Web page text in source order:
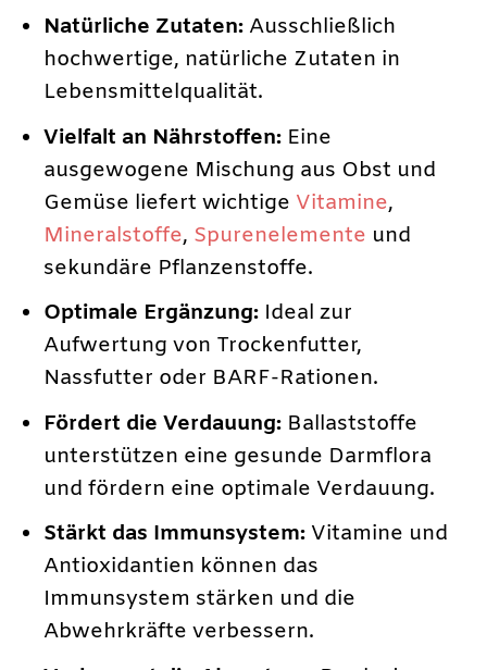
Natürliche Zutaten: Ausschließlich
hochwertige, natürliche Zutaten in
Lebensmittelqualität.
Vielfalt an Nährstoffen: Eine
ausgewogene Mischung aus Obst und
Gemüse liefert wichtige Vitamine,
Mineralstoffe, Spurenelemente und
sekundäre Pflanzenstoffe.
Optimale Ergänzung: Ideal zur
Aufwertung von Trockenfutter,
Nassfutter oder BARF-Rationen.
Fördert die Verdauung: Ballaststoffe
unterstützen eine gesunde Darmflora
und fördern eine optimale Verdauung.
Stärkt das Immunsystem: Vitamine und
Antioxidantien können das
Immunsystem stärken und die
Abwehrkräfte verbessern.